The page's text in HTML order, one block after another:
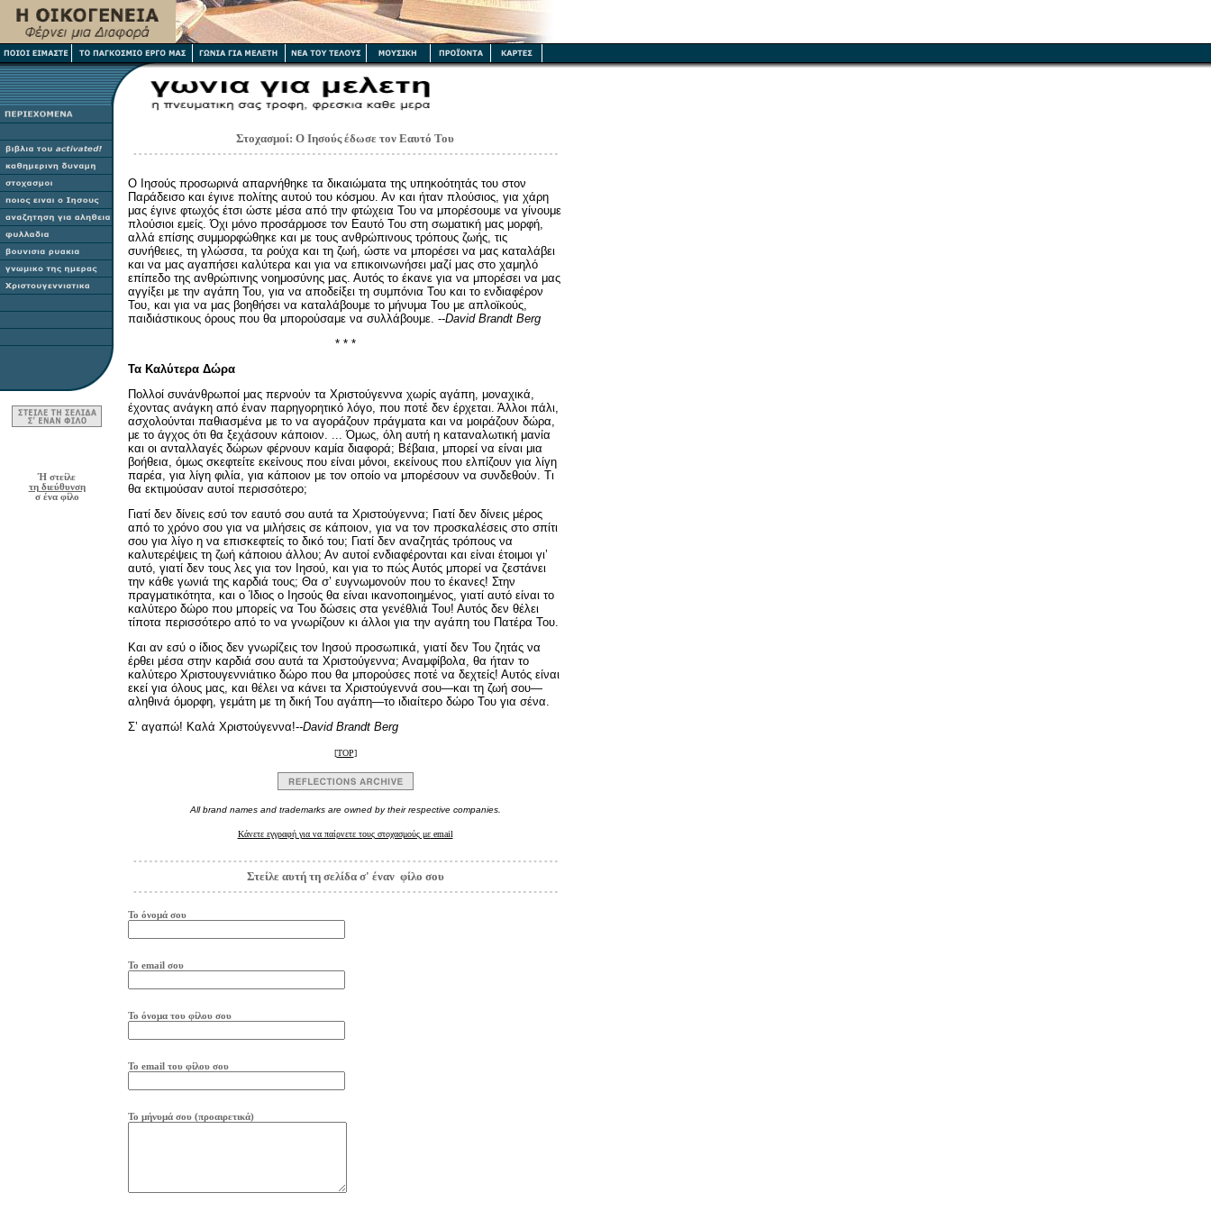
Ή στείλε
τη διεύθυνση
σ ένα φίλο
Στοχασμοί: Ο Ιησούς έδωσε τον Εαυτό Του
Ο Ιησούς προσωρινά απαρνήθηκε τα δικαιώματα της υπηκοότητάς του στον
Παράδεισο και έγινε πολίτης αυτού του κόσμου. Αν και ήταν πλούσιος, για χάρη
μας έγινε φτωχός έτσι ώστε μέσα από την φτώχεια Του να μπορέσουμε να γίνουμε
πλούσιοι εμείς. Όχι μόνο προσάρμοσε τον Εαυτό Του στη σωματική μας μορφή,
αλλά επίσης συμμορφώθηκε και με τους ανθρώπινους τρόπους ζωής, τις
συνήθειες, τη γλώσσα, τα ρούχα και τη ζωή, ώστε να μπορέσει να μας καταλάβει
και να μας αγαπήσει καλύτερα και για να επικοινωνήσει μαζί μας στο χαμηλό
επίπεδο της ανθρώπινης νοημοσύνης μας. Αυτός το έκανε για να μπορέσει να μας
αγγίξει με την αγάπη Του, για να αποδείξει τη συμπόνια Του και το ενδιαφέρον
Του, και για να μας βοηθήσει να καταλάβουμε το μήνυμα Του με απλοϊκούς,
παιδιάστικους όρους που θα μπορούσαμε να συλλάβουμε. --David Brandt Berg
* * *
Τα Καλύτερα Δώρα
Πολλοί συνάνθρωποί μας περνούν τα Χριστούγεννα χωρίς αγάπη, μοναχικά,
έχοντας ανάγκη από έναν παρηγορητικό λόγο, που ποτέ δεν έρχεται. Άλλοι πάλι,
ασχολούνται παθιασμένα με το να αγοράζουν πράγματα και να μοιράζουν δώρα,
με το άγχος ότι θα ξεχάσουν κάποιον. ... Όμως, όλη αυτή η καταναλωτική μανία
και οι ανταλλαγές δώρων φέρνουν καμία διαφορά; Βέβαια, μπορεί να είναι μια
βοήθεια, όμως σκεφτείτε εκείνους που είναι μόνοι, εκείνους που ελπίζουν για λίγη
παρέα, για λίγη φιλία, για κάποιον με τον οποίο να μπορέσουν να συνδεθούν. Τι
θα εκτιμούσαν αυτοί περισσότερο;
Γιατί δεν δίνεις εσύ τον εαυτό σου αυτά τα Χριστούγεννα; Γιατί δεν δίνεις μέρος
από το χρόνο σου για να μιλήσεις σε κάποιον, για να τον προσκαλέσεις στο σπίτι
σου για λίγο η να επισκεφτείς το δικό του; Γιατί δεν αναζητάς τρόπους να
καλυτερέψεις τη ζωή κάποιου άλλου; Αν αυτοί ενδιαφέρονται και είναι έτοιμοι γι’
αυτό, γιατί δεν τους λες για τον Ιησού, και για το πώς Αυτός μπορεί να ζεστάνει
την κάθε γωνιά της καρδιά τους; Θα σ’ ευγνωμονούν που το έκανες! Στην
πραγματικότητα, και ο Ίδιος ο Ιησούς θα είναι ικανοποιημένος, γιατί αυτό είναι το
καλύτερο δώρο που μπορείς να Του δώσεις στα γενέθλιά Του! Αυτός δεν θέλει
τίποτα περισσότερο από το να γνωρίζουν κι άλλοι για την αγάπη του Πατέρα Του.
Και αν εσύ ο ίδιος δεν γνωρίζεις τον Ιησού προσωπικά, γιατί δεν Του ζητάς να
έρθει μέσα στην καρδιά σου αυτά τα Χριστούγεννα; Αναμφίβολα, θα ήταν το
καλύτερο Χριστουγεννιάτικο δώρο που θα μπορούσες ποτέ να δεχτείς! Αυτός είναι
εκεί για όλους μας, και θέλει να κάνει τα Χριστούγεννά σου—και τη ζωή σου—
αληθινά όμορφη, γεμάτη με τη δική Του αγάπη—το ιδιαίτερο δώρο Του για σένα.
Σ’ αγαπώ! Καλά Χριστούγεννα!--David Brandt Berg
[TOP]
All brand names and trademarks are owned by their respective companies.
Κάνετε εγγραφή για να παίρνετε τους στοχασμούς μεemail
Στείλε αυτή τη σελίδα σ' έναν φίλο σου
Το όνομά σου
Το email σου
Το όνομα του φίλου σου
Το email του φίλου σου
Το μήνυμά σου (προαιρετικά)